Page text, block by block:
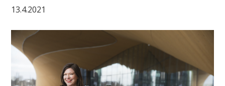
13.4.2021